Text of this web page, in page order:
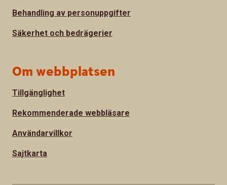
Behandling av personuppgifter
Säkerhet och bedrägerier
Om webbplatsen
Tillgänglighet
Rekommenderade webbläsare
Användarvillkor
Sajtkarta